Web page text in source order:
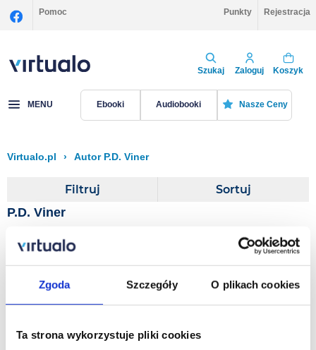
Zgoda Szczegóły O plikach cookies
Ta strona wykorzystuje pliki cookies
Pomoc Punkty Rejestracja
Szukaj Zaloguj Koszyk
MENU Ebooki Audiobooki Nasze Ceny
Virtualo.pl › Autor P.D. Viner
Filtruj Sortuj
P.D. Viner
Last Winter of Dani
Lancing